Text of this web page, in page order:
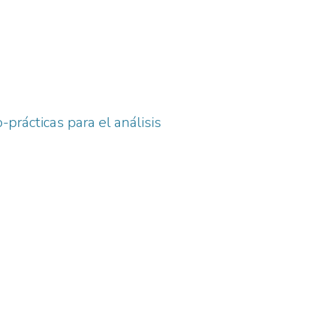
sino que son
utilidad, quiebras de empresas,
para el análisis